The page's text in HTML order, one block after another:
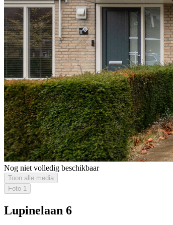
Nog niet volledig beschikbaar
Toon alle media
Foto 1
Lupinelaan 6